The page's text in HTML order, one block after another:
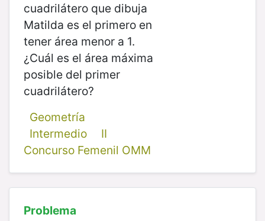
cuadrilátero que dibuja
Matilda es el primero en
tener área menor a 1.
¿Cuál es el área máxima
posible del primer
cuadrilátero?
Geometría
Intermedio
II
Concurso Femenil OMM
Problema